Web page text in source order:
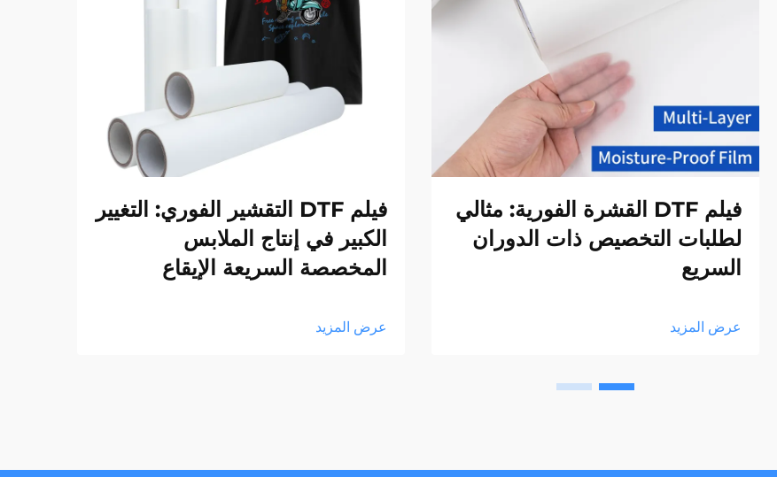
فيلم DTF القشرة الفورية: مثالي
لطلبات التخصيص ذات الدوران
السريع
عرض المزيد
فيلم DTF التقشير الفوري: التغيير
الكبير في إنتاج الملابس
المخصصة السريعة الإيقاع
عرض المزيد